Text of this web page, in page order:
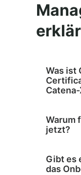
Was ist
Catena-
Warum
jetzt?
Gibt es
das